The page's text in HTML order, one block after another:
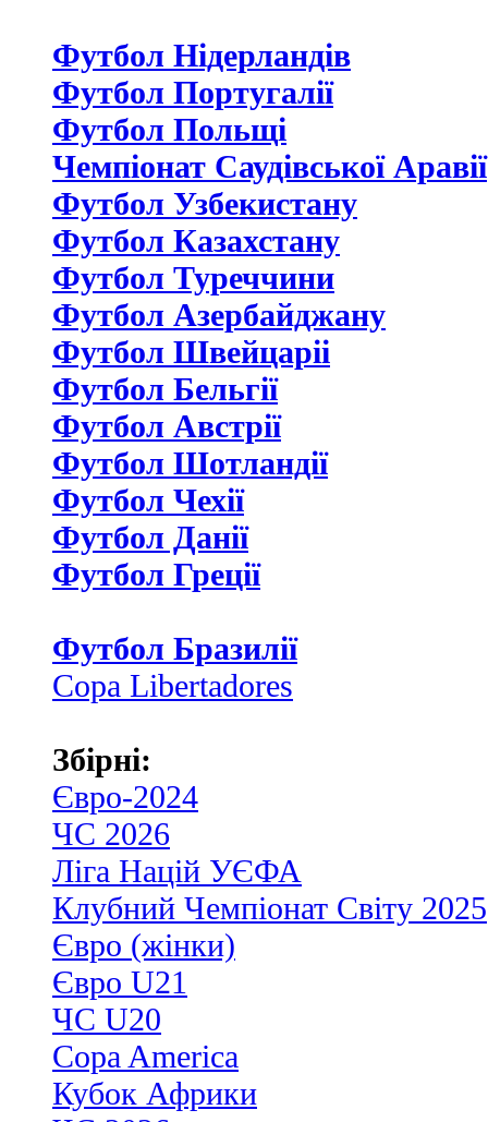
Футбол Нідерландiв
Футбол Португалії
Футбол Польщі
Чемпіонат Саудівської Аравії
Футбол Узбекистану
Футбол Казахстану
Футбол Туреччини
Футбол Азербайджану
Футбол Швейцаріі
Футбол Бельгії
Футбол Австрії
Футбол Шотландії
Футбол Чехії
Футбол Данії
Футбол Греції
Футбол Бразилії
Copa Libertadores
Збірні:
Євро-2024
ЧС 2026
Ліга Націй УЄФА
Клубний Чемпіонат Світу 2025
Євро (жінки)
Євро U21
ЧС U20
Copa America
Кубок Африки